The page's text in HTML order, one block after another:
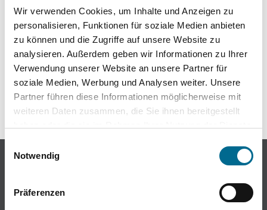
Wir verwenden Cookies, um Inhalte und Anzeigen zu
personalisieren, Funktionen für soziale Medien anbieten
zu können und die Zugriffe auf unsere Website zu
analysieren. Außerdem geben wir Informationen zu Ihrer
Verwendung unserer Website an unsere Partner für
soziale Medien, Werbung und Analysen weiter. Unsere
Partner führen diese Informationen möglicherweise mit
weiteren Daten zusammen, die Sie ihnen bereitgestellt
Cookies, wenn Sie unsere Webseite weiterhin nutzen.
Notwendig
Präferenzen
Standorte
Kontakt
Themenwelt
EU Data Act